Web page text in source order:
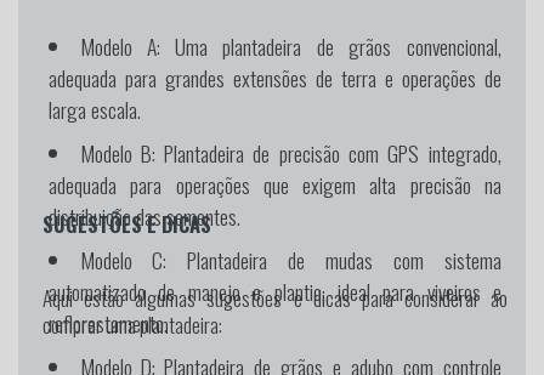
Modelo A: Uma plantadeira de grãos convencional,
adequada para grandes extensões de terra e operações de
larga escala.
Modelo B: Plantadeira de precisão com GPS integrado,
adequada para operações que exigem alta precisão na
distribuição das sementes.
Modelo C: Plantadeira de mudas com sistema
automatizado de manejo e plantio, ideal para viveiros e
reflorestamento.
Modelo D: Plantadeira de grãos e adubo com controle
SUGESTÕES E DICAS
Aqui estão algumas sugestões e dicas para considerar ao
comprar uma plantadeira: